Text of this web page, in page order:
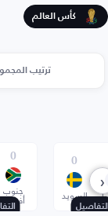
كأس العالم
ترتيب
0
السويد
0
جنوب
أفريقيا
‹